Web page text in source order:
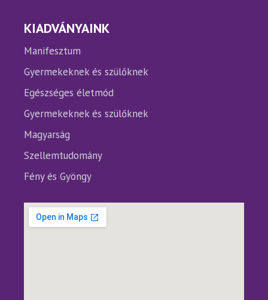
KIADVÁNYAINK
Manifesztum
Gyermekeknek és szülőknek
Egészséges életmód
Gyermekeknek és szülőknek
Magyarság
Szellemtudomány
Fény és Gyöngy